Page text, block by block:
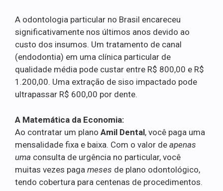
A odontologia particular no Brasil encareceu
significativamente nos últimos anos devido ao
custo dos insumos. Um tratamento de canal
(endodontia) em uma clínica particular de
qualidade média pode custar entre R$ 800,00 e R$
1.200,00. Uma extração de siso impactado pode
ultrapassar R$ 600,00 por dente.
A Matemática da Economia:
Ao contratar um plano Amil Dental, você paga uma
mensalidade fixa e baixa. Com o valor de apenas
uma consulta de urgência no particular, você
muitas vezes paga meses de plano odontológico,
tendo cobertura para centenas de procedimentos.